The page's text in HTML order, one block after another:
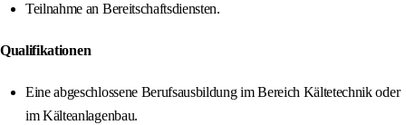
Teilnahme an Bereitschaftsdiensten.
Qualifikationen
Eine abgeschlossene Berufsausbildung im Bereich Kältetechnik oder
im Kälteanlagenbau.